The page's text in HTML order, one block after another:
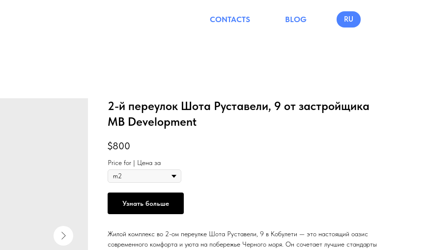
CONTACTS BLOG RU
2-й переулок Шота Руставели, 9 от застройщика
MB Development
$800
Price for | Цена за
Узнать больше
Жилой комплекс во 2-ом переулке Шота Руставели, 9 в Кобулети — это настоящий оазис
современного комфорта и уюта на побережье Черного моря. Он сочетает лучшие стандарты